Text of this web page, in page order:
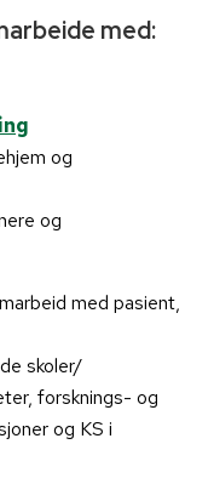
med:
og
og
med pasient,
skoler/
forsknings- og
og KS i